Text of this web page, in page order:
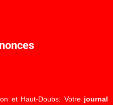
et Haut-Doubs. Votre journal